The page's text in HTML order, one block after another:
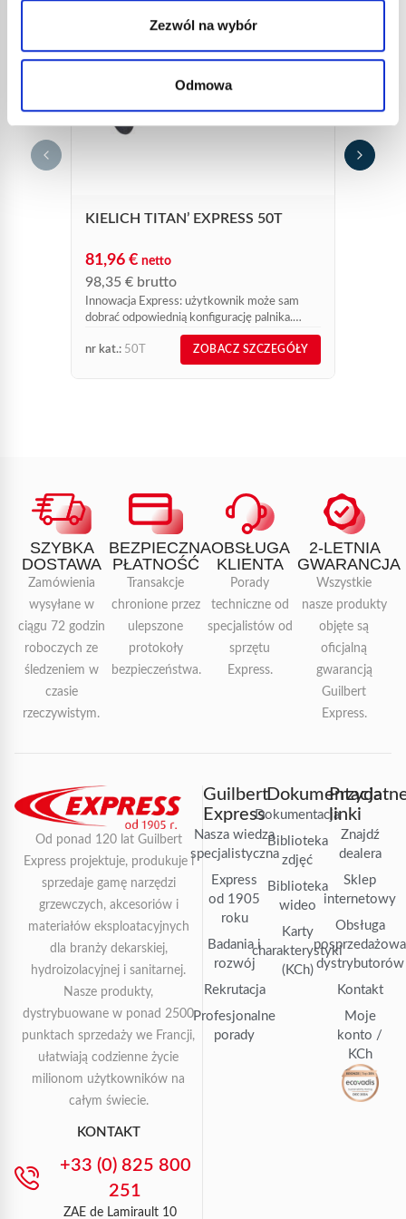
Zezwól na wybór
Odmowa
KIELICH TITAN’ EXPRESS 50T
81,96 € netto
98,35 € brutto
Innowacja Express: użytkownik może sam
dobrać odpowiednią konfigurację palnika.
Kielich tytanowy do palnika dekarskiego o
wysokiej mocy.
nr kat.: 50T ZOBACZ SZCZEGÓŁY
SZYBKA
DOSTAWA
Zamówienia
wysyłane w
ciągu 72 godzin
roboczych ze
śledzeniem w
czasie
rzeczywistym.
BEZPIECZNA
PŁATNOŚĆ
Transakcje
chronione przez
ulepszone
protokoły
bezpieczeństwa.
OBSŁUGA
KLIENTA
Porady
techniczne od
specjalistów od
sprzętu
Express.
2-LETNIA
GWARANCJA
Wszystkie
nasze produkty
objęte są
oficjalną
gwarancją
Guilbert
Express.
Od ponad 120 lat Guilbert
Express projektuje, produkuje i
sprzedaje gamę narzędzi
grzewczych, akcesoriów i
materiałów eksploatacyjnych
dla branży dekarskiej,
hydroizolacyjnej i sanitarnej.
Nasze produkty,
dystrybuowane w ponad 2500
punktach sprzedaży we Francji,
ułatwiają codzienne życie
milionom użytkowników na
całym świecie.
KONTAKT
+33 (0) 825 800
251
ZAE de Lamirault 10
Guilbert
Express
Nasza wiedza
specjalistyczna
Express
od 1905
roku
Badania i
rozwój
Rekrutacja
Profesjonalne
porady
Dokumentacja
Dokumentacja
Biblioteka
zdjęć
Biblioteka
wideo
Karty
charakterystyki
(KCh)
linki
Znajdź
dealera
Sklep
internetowy
Obsługa
posprzedażowa
dystrybutorów
Kontakt
Moje
konto /
KCh